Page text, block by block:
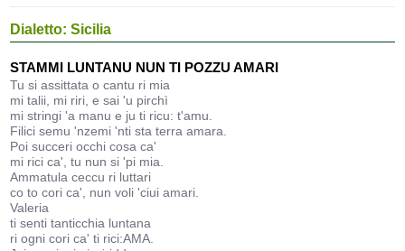
Dialetto: Sicilia
STAMMI LUNTANU NUN TI POZZU AMARI
Tu si assittata o cantu ri mia
mi talii, mi riri, e sai 'u pirchì
mi stringi 'a manu e ju ti ricu: t'amu.
Filici semu 'nzemi 'nti sta terra amara.
Poi succeri occhi cosa ca'
mi rici ca', tu nun si 'pi mia.
Ammatula ceccu ri luttari
co to cori ca', nun voli 'ciui amari.
Valeria
ti senti tanticchia luntana
ri ogni cori ca' ti rici:AMA.